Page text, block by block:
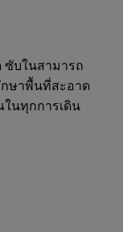
ซับในสามารถ
ษาพื้นที่สะอาด
นทุกการเดิน